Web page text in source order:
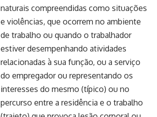
naturais compreendidas como situações
e violências, que ocorrem no ambiente
de trabalho ou quando o trabalhador
estiver desempenhando atividades
relacionadas à sua função, ou a serviço
do empregador ou representando os
interesses do mesmo (típico) ou no
percurso entre a residência e o trabalho